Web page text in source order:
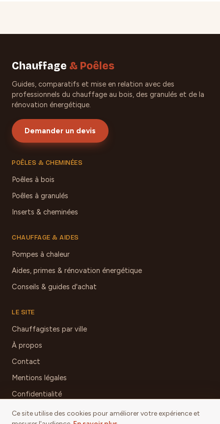
Chauffage & Poêles
Guides, comparatifs et mise en relation avec des
professionnels du chauffage au bois, des granulés et de la
rénovation énergétique.
Demander un devis
POÊLES & CHEMINÉES
Poêles à bois
Poêles à granulés
Inserts & cheminées
CHAUFFAGE & AIDES
Pompes à chaleur
Aides, primes & rénovation énergétique
Conseils & guides d'achat
LE SITE
Chauffagistes par ville
À propos
Contact
Mentions légales
Confidentialité
Ce site utilise des cookies pour améliorer votre expérience et